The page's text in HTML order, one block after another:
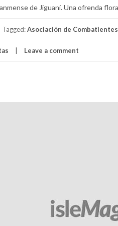
de Jiguaní. Una ofrenda
Tagged:Asociación de
Leave a comment